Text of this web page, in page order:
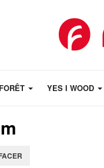
YES I WOOD